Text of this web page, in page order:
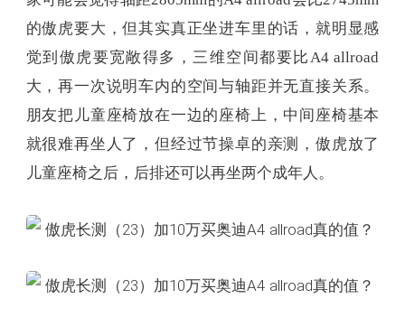
就很难再坐人了，但经过节操卓的亲测，傲虎放了
儿童座椅之后，后排还可以再坐两个成年人。
傲虎和A4 allroad这些B级旅行车，其实一点也不会
利性上甚至还会有微弱的优势。两部车的尾箱都非